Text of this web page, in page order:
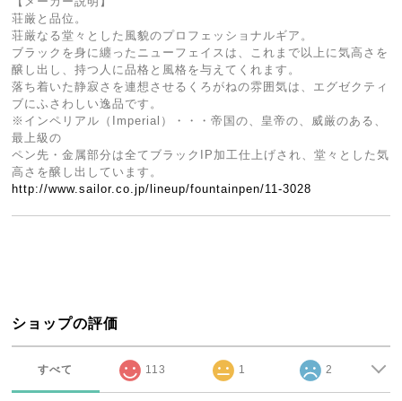
荘厳と品位。
荘厳なる堂々とした風貌のプロフェッショナルギア。
ブラックを身に纏ったニューフェイスは、これまで以上に気高さを
醸し出し、持つ人に品格と風格を与えてくれます。
落ち着いた静寂さを連想させるくろがねの雰囲気は、エグゼクティ
ブにふさわしい逸品です。
※インペリアル（Imperial）・・・帝国の、皇帝の、威厳のある、
最上級の
ペン先・金属部分は全てブラックIP加工仕上げされ、堂々とした気
高さを醸し出しています。
http://www.sailor.co.jp/lineup/fountainpen/11-3028
ショップの評価
すべて 113 1 2